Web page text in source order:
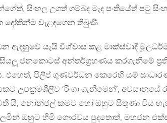
සිංහල උගත් ගම්බද මැද පංතියේත් පටු
දෝතින්ම වැළඳගෙන තිබුණි.
ඇදහුවේ යැයි විශ්වාස කළ මාක්ස්වාදී
ජනකොටස් අන්තර්ග‍්‍රහණය කරගැනීමේ
එහෙත්, පිලිප් ගුණවර්ධන කෙරෙහි යම්
උපක‍්‍රමශීලීව ‘රිංගා ගැනීමෙන්’, අවසානයේ
යි, නෝන්ජල් කමට හෝ ඔහුට සිතුණා විය
ඔහුට හිමි ගෞරවය පුදතොත්, මහජන